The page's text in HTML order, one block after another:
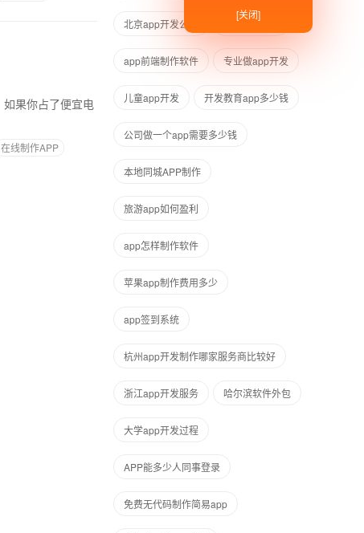
在线制作APP
北京app开发公司 北京app开发
app前端制作软件 专业做app开发
儿童app开发 开发教育app多少钱
公司做一个app需要多少钱
本地同城APP制作
旅游app如何盈利
app怎样制作软件
苹果app制作费用多少
app签到系统
杭州app开发制作哪家服务商比较好
浙江app开发服务 哈尔滨软件外包
大学app开发过程
APP能多少人同事登录
免费无代码制作简易app
[关闭]